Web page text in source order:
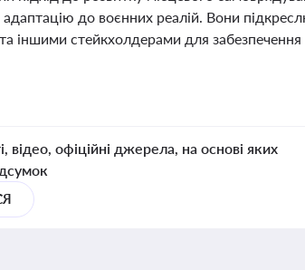
до воєнних реалій. Вони
іншими стейкхолдерами для забезпечення
відео, офіційні джерела, на основі яких